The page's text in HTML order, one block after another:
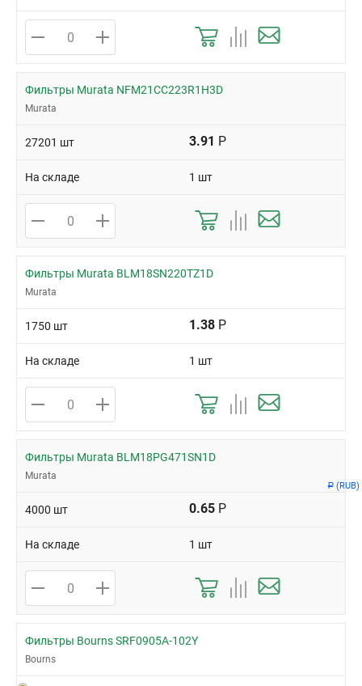
Р (RUB)
Фильтры Murata NFM21CC223R1H3D
Murata
27201 шт 3.91 Р
На складе 1 шт
Фильтры Murata BLM18SN220TZ1D
Murata
1750 шт 1.38 Р
На складе 1 шт
Фильтры Murata BLM18PG471SN1D
Murata
4000 шт 0.65 Р
На складе 1 шт
Фильтры Bourns SRF0905A-102Y
Bourns